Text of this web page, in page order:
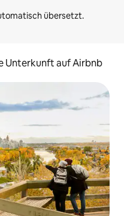
Unterkunft auf Airbnb